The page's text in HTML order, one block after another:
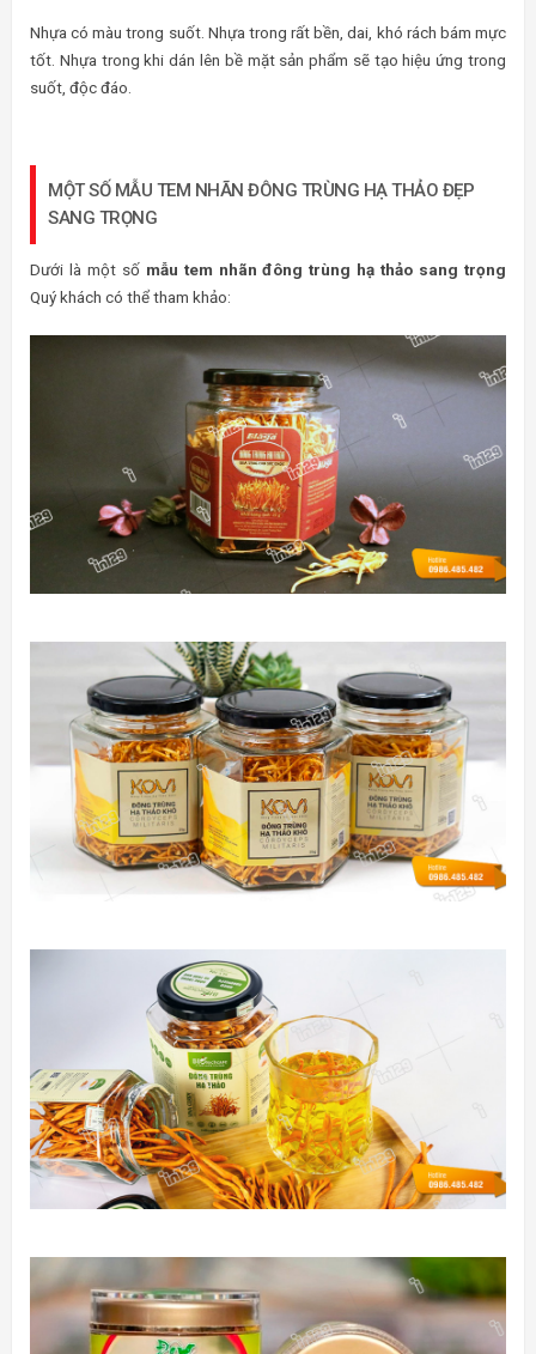
Nhựa có màu trong suốt. Nhựa trong rất bền, dai, khó rách bám mực
tốt. Nhựa trong khi dán lên bề mặt sản phẩm sẽ tạo hiệu ứng trong
suốt, độc đáo.
MỘT SỐ MẪU TEM NHÃN ĐÔNG TRÙNG HẠ THẢO ĐẸP
SANG TRỌNG
Dưới là một số mẫu tem nhãn đông trùng hạ thảo sang trọng
Quý khách có thể tham khảo: